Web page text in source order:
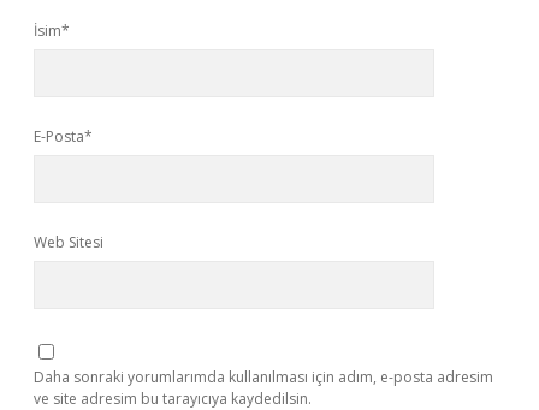
İsim*
E-Posta*
Web Sitesi
Daha sonraki yorumlarımda kullanılması için adım, e-posta adresim
ve site adresim bu tarayıcıya kaydedilsin.